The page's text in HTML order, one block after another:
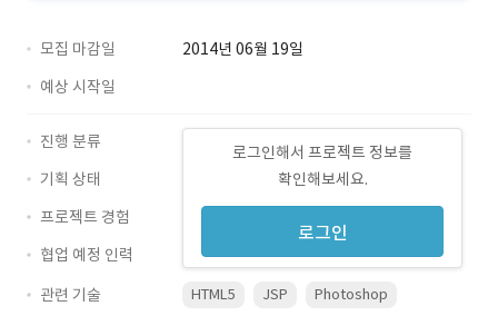
모집 마감일
2014년 06월 19일
예상 시작일
로그인해서 프로젝트 정보를
확인해보세요.
로그인
진행 분류
기획 상태
프로젝트 경험
협업 예정 인력
관련 기술
HTML5 JSP Photoshop